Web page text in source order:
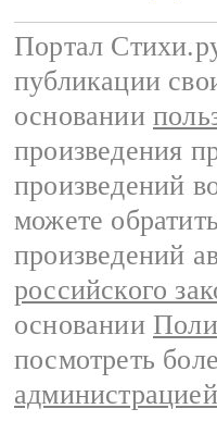
Портал
публикации
основании
произведения
произведений
можете
произведений
российского
основании
посмотреть
администрацией